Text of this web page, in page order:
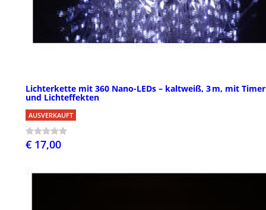
Lichterkette mit 360 Nano-LEDs – kaltweiß, 3 m, mit Timer
und Lichteffekten
AUSVERKAUFT
€ 17,00